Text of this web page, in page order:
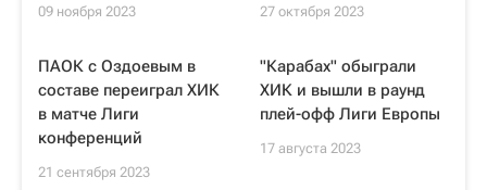
09 ноября 2023 27 октября 2023
ПАОК с Оздоевым в
составе переиграл ХИК
в матче Лиги
конференций
21 сентября 2023
"Карабах" обыграли
ХИК и вышли в раунд
плей-офф Лиги Европы
17 августа 2023